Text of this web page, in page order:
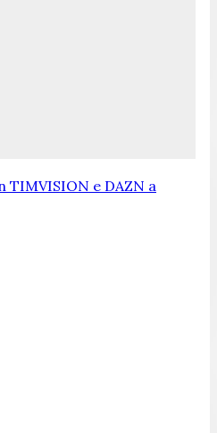
TIMVISION e DAZN a